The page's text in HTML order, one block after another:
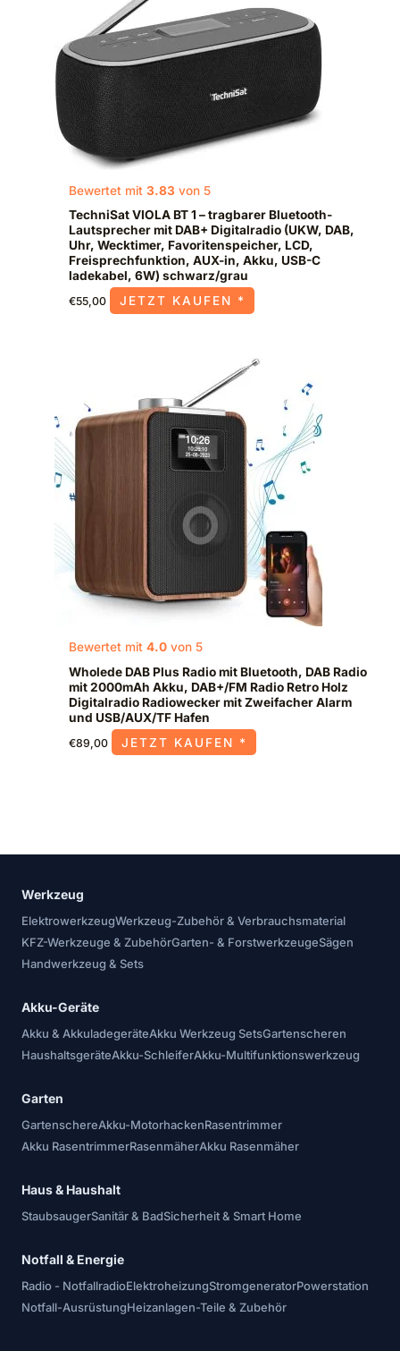
Bewertet mit3.83 von 5
TechniSat VIOLA BT 1 – tragbarer Bluetooth-
Lautsprecher mit DAB+ Digitalradio (UKW, DAB,
Uhr, Wecktimer, Favoritenspeicher, LCD,
Freisprechfunktion, AUX-in, Akku, USB-C
ladekabel, 6W) schwarz/grau
€55,00 JETZT KAUFEN *
Bewertet mit4.0 von 5
Wholede DAB Plus Radio mit Bluetooth, DAB Radio
mit 2000mAh Akku, DAB+/FM Radio Retro Holz
Digitalradio Radiowecker mit Zweifacher Alarm
und USB/AUX/TF Hafen
€89,00 JETZT KAUFEN *
Werkzeug
ElektrowerkzeugWerkzeug-Zubehör & Verbrauchsmaterial
KFZ-Werkzeuge & ZubehörGarten- & ForstwerkzeugeSägen
Handwerkzeug & Sets
Akku-Geräte
Akku & AkkuladegeräteAkku Werkzeug SetsGartenscheren
HaushaltsgeräteAkku-SchleiferAkku-Multifunktionswerkzeug
Garten
GartenschereAkku-MotorhackenRasentrimmer
Akku RasentrimmerRasenmäherAkku Rasenmäher
Haus & Haushalt
StaubsaugerSanitär & BadSicherheit & Smart Home
Notfall & Energie
Radio - NotfallradioElektroheizungStromgeneratorPowerstation
Notfall-AusrüstungHeizanlagen-Teile & Zubehör